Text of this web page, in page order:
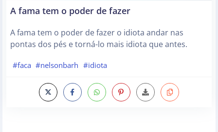
A fama tem o poder de fazer
A fama tem o poder de fazer o idiota andar nas
pontas dos pés e torná-lo mais idiota que antes.
#faca #nelsonbarh #idiota